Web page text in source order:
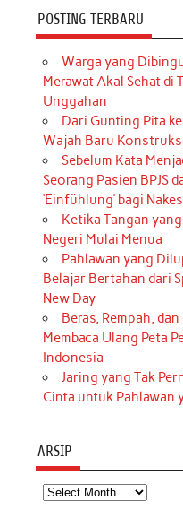
POSTING TERBARU
Warga yang
Merawat Akal Sehat di
Unggahan
Dari Gunting Pita
Wajah Baru
Sebelum Kata
Seorang Pasien BPJS
‘Einfühlung’ bagi
Ketika Tangan
Negeri Mulai Menua
Pahlawan yang
Belajar Bertahan dari
New Day
Beras, Rempah,
Membaca Ulang Peta
Indonesia
Jaring yang Tak
Cinta untuk Pahlawan
ARSIP
Arsip